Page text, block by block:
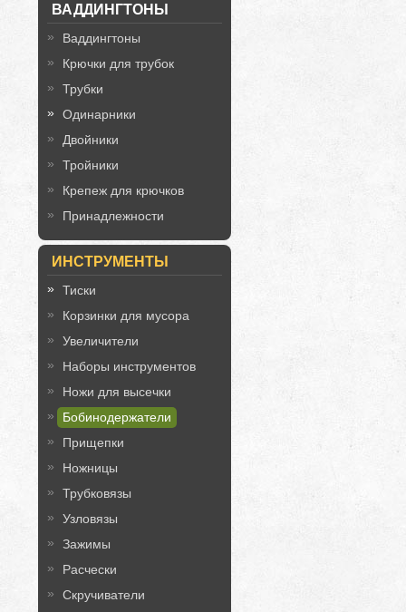
ВАДДИНГТОНЫ
Ваддингтоны
Крючки для трубок
Трубки
Одинарники
Двойники
Тройники
Крепеж для крючков
Принадлежности
ИНСТРУМЕНТЫ
Тиски
Корзинки для мусора
Увеличители
Наборы инструментов
Ножи для высечки
Бобинодержатели
Прищепки
Ножницы
Трубковязы
Узловязы
Зажимы
Расчески
Скручиватели